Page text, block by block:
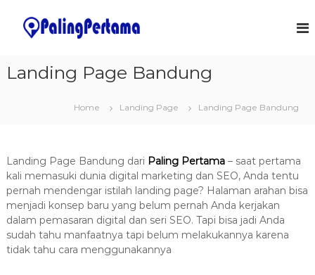
a
e
u
a
t
a
n
A
w
e
S
o
u
t
o
n
Landing Page Bandung
Home Landing Page Landing Page Bandung
Landing Page Bandung dari Paling Pertama– saat pertama
kali memasuki dunia digital marketing dan SEO, Anda tentu
pernah mendengar istilah landing page? Halaman arahan bisa
menjadi konsep baru yang belum pernah Anda kerjakan
dalam pemasaran digital dan seri SEO. Tapi bisa jadi Anda
sudah tahu manfaatnya tapi belum melakukannya karena
tidak tahu cara menggunakannya